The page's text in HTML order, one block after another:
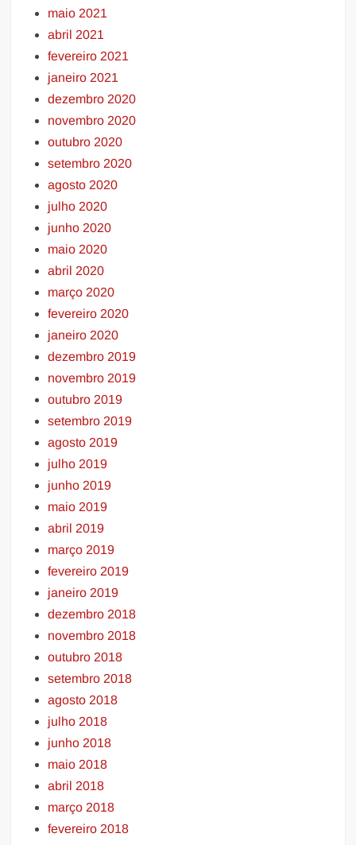
maio 2021
abril 2021
fevereiro 2021
janeiro 2021
dezembro 2020
novembro 2020
outubro 2020
setembro 2020
agosto 2020
julho 2020
junho 2020
maio 2020
abril 2020
março 2020
fevereiro 2020
janeiro 2020
dezembro 2019
novembro 2019
outubro 2019
setembro 2019
agosto 2019
julho 2019
junho 2019
maio 2019
abril 2019
março 2019
fevereiro 2019
janeiro 2019
dezembro 2018
novembro 2018
outubro 2018
setembro 2018
agosto 2018
julho 2018
junho 2018
maio 2018
abril 2018
março 2018
fevereiro 2018